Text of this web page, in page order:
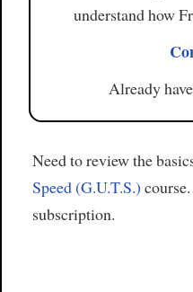
understand how
Already
Need to review the
Speed (G.U.T.S.)
subscription.